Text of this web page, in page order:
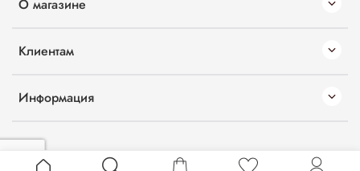
О магазине
Клиентам
Информация